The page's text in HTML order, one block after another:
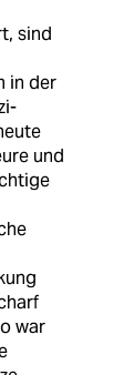
sind
in der
und
war